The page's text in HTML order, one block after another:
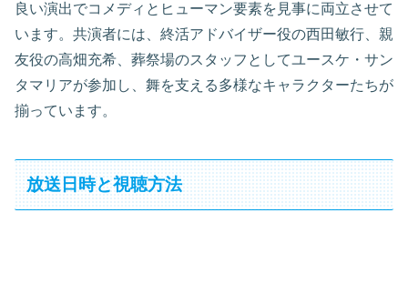
良い演出でコメディとヒューマン要素を見事に両立させて
います。共演者には、終活アドバイザー役の西田敏行、親
友役の高畑充希、葬祭場のスタッフとしてユースケ・サン
タマリアが参加し、舞を支える多様なキャラクターたちが
揃っています。
放送日時と視聴方法